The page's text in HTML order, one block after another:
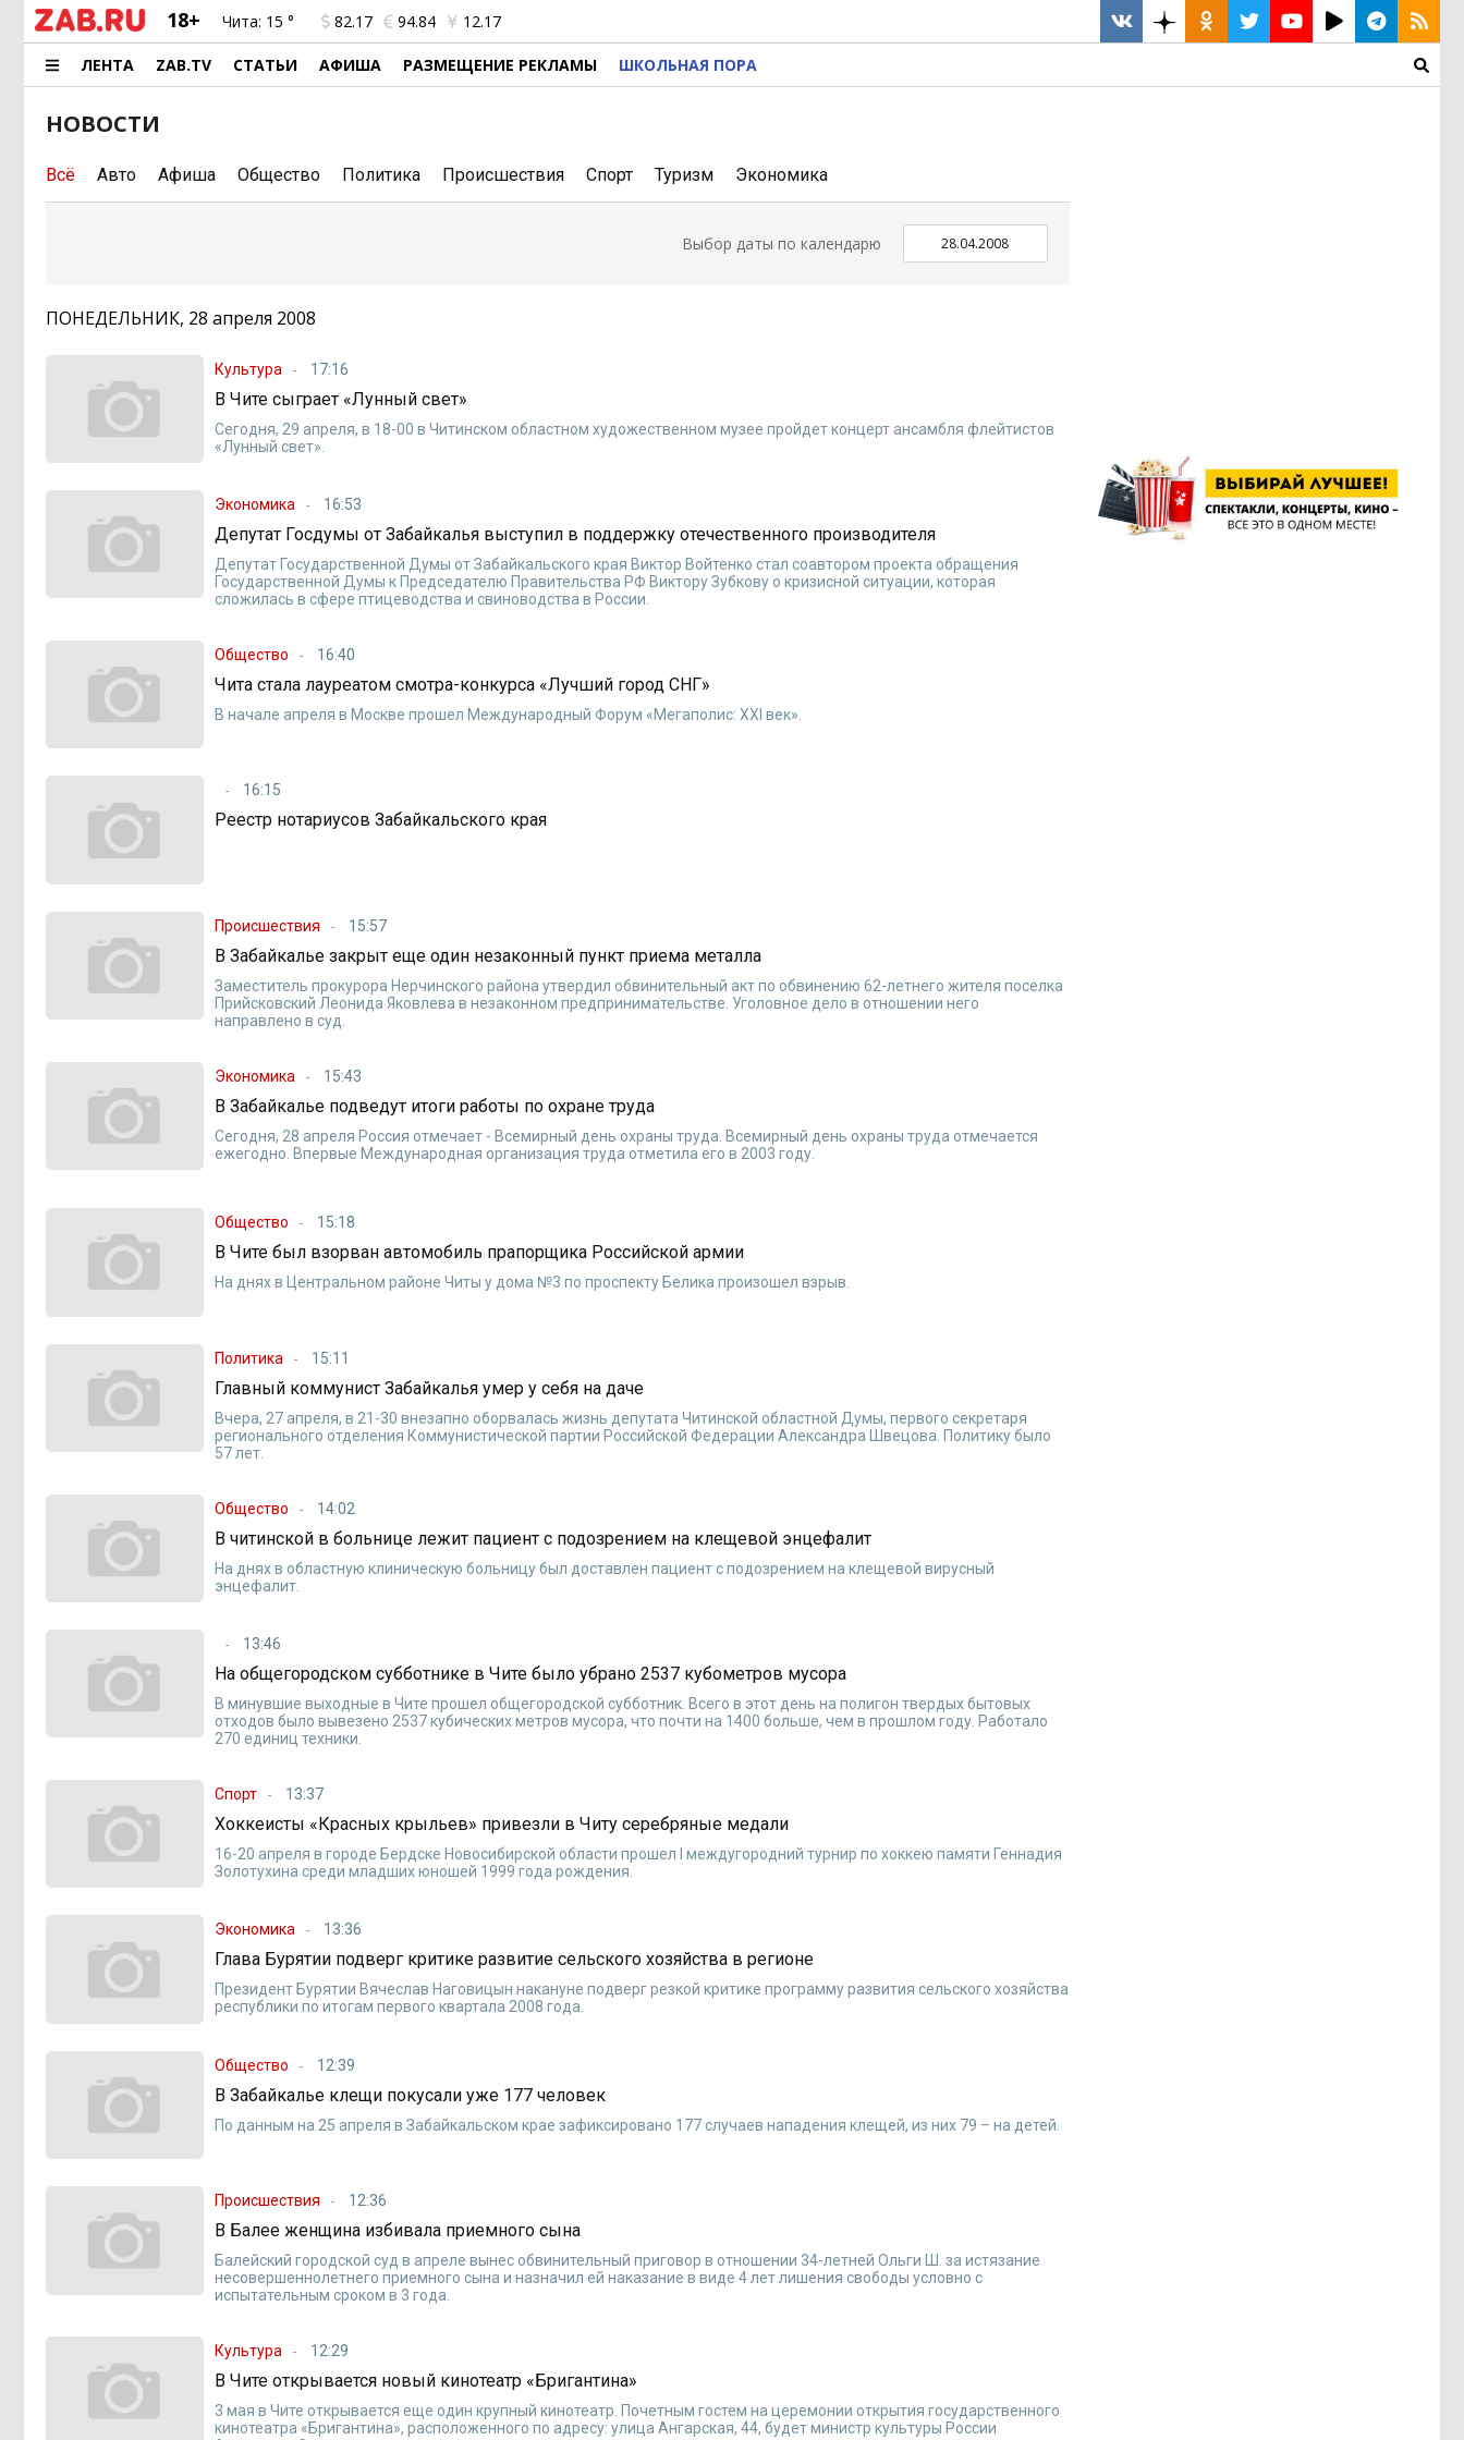
18+ Чита: 15 ° 82.17 94.84 12.17
ЛЕНТА ZAB.TV СТАТЬИ АФИША РАЗМЕЩЕНИЕ РЕКЛАМЫ ШКОЛЬНАЯ ПОРА
НОВОСТИ
Всё Авто Афиша Общество Политика Происшествия Спорт Туризм Экономика
Выбор даты по календарю
ПОНЕДЕЛЬНИК, 28 апреля 2008
Культура 17:16
В Чите сыграет «Лунный свет»
Сегодня, 29 апреля, в 18-00 в Читинском областном художественном музее пройдет концерт ансамбля флейтистов
«Лунный свет».
Экономика 16:53
Депутат Госдумы от Забайкалья выступил в поддержку отечественного производителя
Депутат Государственной Думы от Забайкальского края Виктор Войтенко стал соавтором проекта обращения
Государственной Думы к Председателю Правительства РФ Виктору Зубкову о кризисной ситуации, которая
сложилась в сфере птицеводства и свиноводства в России.
Общество 16:40
Чита стала лауреатом смотра-конкурса «Лучший город СНГ»
В начале апреля в Москве прошел Международный Форум «Мегаполис: XXI век».
16:15
Реестр нотариусов Забайкальского края
Происшествия 15:57
В Забайкалье закрыт еще один незаконный пункт приема металла
Заместитель прокурора Нерчинского района утвердил обвинительный акт по обвинению 62-летнего жителя поселка
Прийсковский Леонида Яковлева в незаконном предпринимательстве. Уголовное дело в отношении него
направлено в суд.
Экономика 15:43
В Забайкалье подведут итоги работы по охране труда
Сегодня, 28 апреля Россия отмечает - Всемирный день охраны труда. Всемирный день охраны труда отмечается
ежегодно. Впервые Международная организация труда отметила его в 2003 году.
Общество 15:18
В Чите был взорван автомобиль прапорщика Российской армии
На днях в Центральном районе Читы у дома №3 по проспекту Белика произошел взрыв.
Политика 15:11
Главный коммунист Забайкалья умер у себя на даче
Вчера, 27 апреля, в 21-30 внезапно оборвалась жизнь депутата Читинской областной Думы, первого секретаря
регионального отделения Коммунистической партии Российской Федерации Александра Швецова. Политику было
57 лет.
Общество 14:02
В читинской в больнице лежит пациент с подозрением на клещевой энцефалит
На днях в областную клиническую больницу был доставлен пациент с подозрением на клещевой вирусный
энцефалит.
13:46
На общегородском субботнике в Чите было убрано 2537 кубометров мусора
В минувшие выходные в Чите прошел общегородской субботник. Всего в этот день на полигон твердых бытовых
отходов было вывезено 2537 кубических метров мусора, что почти на 1400 больше, чем в прошлом году. Работало
270 единиц техники.
Спорт 13:37
Хоккеисты «Красных крыльев» привезли в Читу серебряные медали
16-20 апреля в городе Бердске Новосибирской области прошел I междугородний турнир по хоккею памяти Геннадия
Золотухина среди младших юношей 1999 года рождения.
Экономика 13:36
Глава Бурятии подверг критике развитие сельского хозяйства в регионе
Президент Бурятии Вячеслав Наговицын накануне подверг резкой критике программу развития сельского хозяйства
республики по итогам первого квартала 2008 года.
Общество 12:39
В Забайкалье клещи покусали уже 177 человек
По данным на 25 апреля в Забайкальском крае зафиксировано 177 случаев нападения клещей, из них 79 – на детей.
Происшествия 12:36
В Балее женщина избивала приемного сына
Балейский городской суд в апреле вынес обвинительный приговор в отношении 34-летней Ольги Ш. за истязание
несовершеннолетнего приемного сына и назначил ей наказание в виде 4 лет лишения свободы условно с
испытательным сроком в 3 года.
Культура 12:29
В Чите открывается новый кинотеатр «Бригантина»
3 мая в Чите открывается еще один крупный кинотеатр. Почетным гостем на церемонии открытия государственного
кинотеатра «Бригантина», расположенного по адресу: улица Ангарская, 44, будет министр культуры России